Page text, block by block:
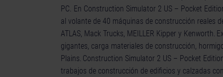
PC. En Construction Simulator 2 US – Pocket
al volante de 40 máquinas de construcción reales
ATLAS, Mack Trucks, MEILLER Kipper y
gigantes, carga materiales de construcción,
Plains. Construction Simulator 2 US – Pocket
trabajos de construcción de edificios y calzadas